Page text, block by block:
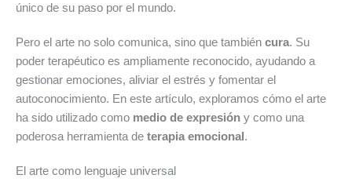
único de su paso por el mundo.
Pero el arte no solo comunica, sino que también cura. Su
poder terapéutico es ampliamente reconocido, ayudando a
gestionar emociones, aliviar el estrés y fomentar el
autoconocimiento. En este artículo, exploramos cómo el arte
ha sido utilizado como medio de expresión y como una
poderosa herramienta de terapia emocional .
El arte como lenguaje universal